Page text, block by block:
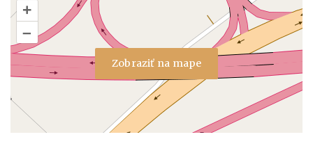
Zobraziť na mape
+
–